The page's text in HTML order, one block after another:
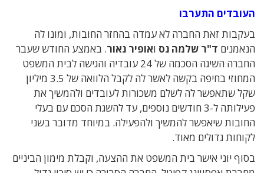
העובדים התערבו
בעקבות זאת החברה לא עמדה בהחזר החובות, ומונו לה
הנאמנים ד"ר שלמה נס ואופיר נאור. באמצע החודש שעבר
החברה השיגה הסכמה של 24 עובדיה והגישה לבית המשפט
המחוזי בחיפה בקשה לאשר לה לקבל הלוואה של 3.5 מיליון
שקל שתאפשר לה לשלם משכורות לעובדים ולהמשיך את
פעילותה ל-3 חודשים נוספים, עד להשגת הסכם עם בעלי
החובות שיאפשר להמשיך ולהפעילה. במיוחד מדובר בשני
לקוחות גדולים מאוד.
בסוף יוני אישר בית המשפט את ההצעה, וקבלת מימון הביניים